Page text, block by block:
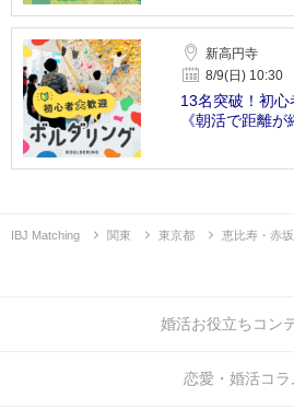
新高円寺
8/9(日) 10:30
13名突破！初
《朝活で距離が
IBJ Matching 関東 東京都 恵比寿・赤坂
婚活お役立ちコン
恋愛・婚活コラ